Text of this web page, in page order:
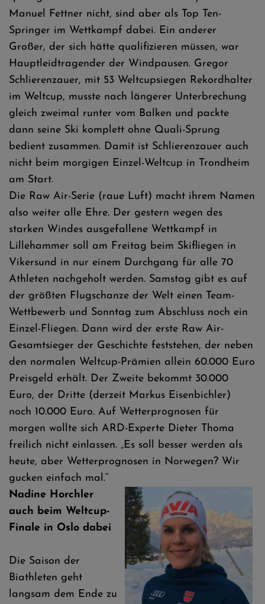
Manuel Fettner nicht, sind aber als Top Ten-
Springer im Wettkampf dabei. Ein anderer
Großer, der sich hätte qualifizieren müssen, war
Hauptleidtragender der Windpausen. Gregor
Schlierenzauer, mit 53 Weltcupsiegen Rekordhalter
im Weltcup, musste nach längerer Unterbrechung
gleich zweimal runter vom Balken und packte
dann seine Ski komplett ohne Quali-Sprung
bedient zusammen. Damit ist Schlierenzauer auch
nicht beim morgigen Einzel-Weltcup in Trondheim
am Start.
Die Raw Air-Serie (raue Luft) macht ihrem Namen
also weiter alle Ehre. Der gestern wegen des
starken Windes ausgefallene Wettkampf in
Lillehammer soll am Freitag beim Skifliegen in
Vikersund in nur einem Durchgang für alle 70
Athleten nachgeholt werden. Samstag gibt es auf
der größten Flugschanze der Welt einen Team-
Wettbewerb und Sonntag zum Abschluss noch ein
Einzel-Fliegen. Dann wird der erste Raw Air-
Gesamtsieger der Geschichte feststehen, der neben
den normalen Weltcup-Prämien allein 60.000 Euro
Preisgeld erhält. Der Zweite bekommt 30.000
Euro, der Dritte (derzeit Markus Eisenbichler)
noch 10.000 Euro. Auf Wetterprognosen für
morgen wollte sich ARD-Experte Dieter Thoma
freilich nicht einlassen. „Es soll besser werden als
heute, aber Wetterprognosen in Norwegen? Wir
gucken einfach mal.“
Nadine Horchler
auch beim Weltcup-
Finale in Oslo dabei
Die Saison der
Biathleten geht
langsam dem Ende zu